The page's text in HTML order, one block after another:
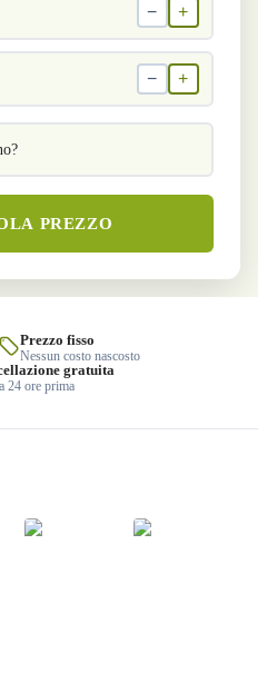
− +
− +
PREZZO
Prezzo fisso
Nessun costo nascosto
gratuita
24 ore prima